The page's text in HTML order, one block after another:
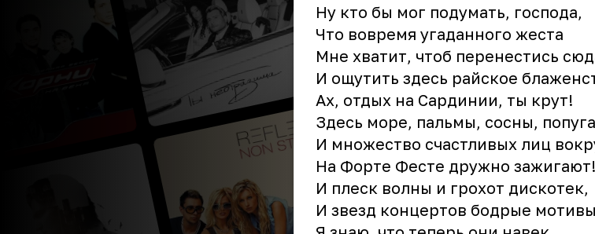
Ну кто бы мог подумать, господа,
Что вовремя угаданного жеста
Мне хватит, чтоб перенестись
И ощутить здесь райское
Ах, отдых на Сардинии, ты крут!
Здесь море, пальмы, сосны,
И множество счастливых лиц
На Форте Фесте дружно зажигают!
И плеск волны и грохот дискотек,
И звезд концертов бодрые